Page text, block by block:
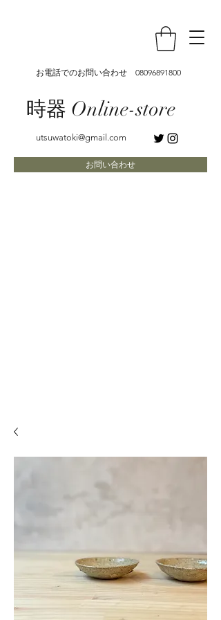
お電話でのお問い合わせ 08096891800
時器 Online-store
utsuwatoki@gmail.com
お問い合わせ